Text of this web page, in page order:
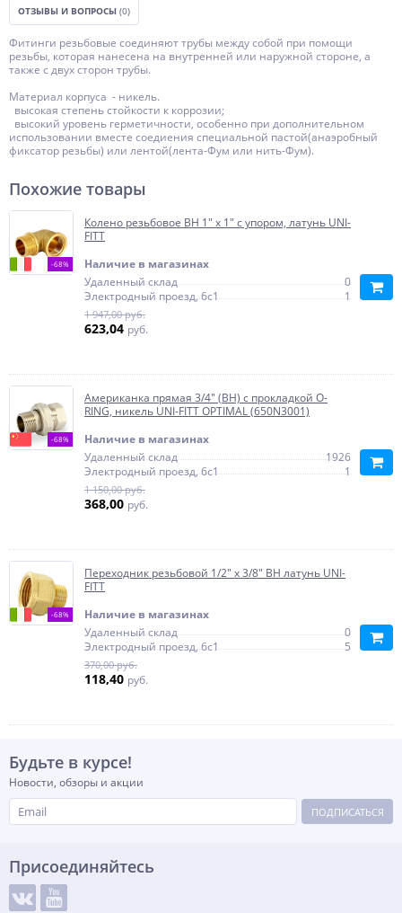
ОТЗЫВЫ И ВОПРОСЫ (0)
Фитинги резьбовые соединяют трубы между собой при помощи
резьбы, которая нанесена на внутренней или наружной стороне, а
также с двух сторон трубы.
Материал корпуса - никель.
высокая степень стойкости к коррозии;
высокий уровень герметичности, особенно при дополнительном
использовании вместе соедиения специальной пастой(анаэробный
фиксатор резьбы) или лентой(лента-Фум или нить-Фум).
Похожие товары
-68%
Колено резьбовое ВН 1" x 1" с упором, латунь UNI-
FITT
Наличие в магазинах
Удаленный склад
0
Электродный проезд, 6с1
1
1 947,00 руб.
623,04 руб.
-68%
Американка прямая 3/4" (ВН) с прокладкой O-
RING, никель UNI-FITT OPTIMAL (650N3001)
Наличие в магазинах
Удаленный склад
1926
Электродный проезд, 6с1
1
1 150,00 руб.
368,00 руб.
-68%
Переходник резьбовой 1/2" х 3/8" ВН латунь UNI-
FITT
Наличие в магазинах
Удаленный склад
0
Электродный проезд, 6с1
5
370,00 руб.
118,40 руб.
Будьте в курсе!
Новости, обзоры и акции
ПОДПИСАТЬСЯ
Присоединяйтесь